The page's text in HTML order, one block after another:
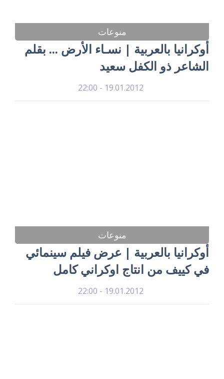
منوعات
أوكرانيا بالعربية | نسـاء الأرض ... بقلم
الشاعر ذو الكفل سعيد
19.01.2012 - 22:00
منوعات
أوكرانيا بالعربية | عرض فيلم سينمائي
في كييف من انتاج اوكراني كامل
19.01.2012 - 22:00